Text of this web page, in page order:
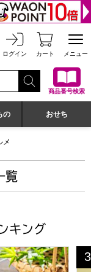
ンショップ
ログイン カート メニュー
商品番号検索
の おせち
メ
覧
キング
ユ 6個入り 1箱【
游堂 京・宇治ど 3
位